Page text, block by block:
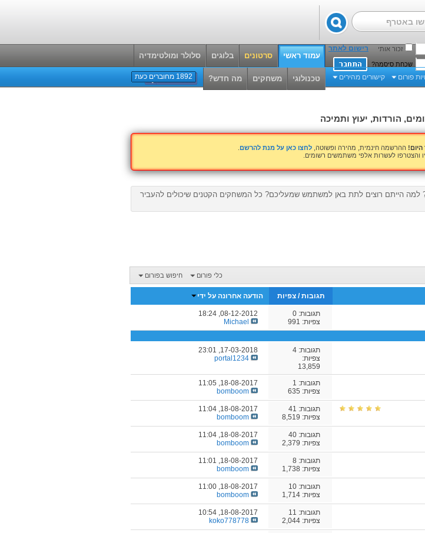
זכור אותי
רישום לאתר
שכחת סיסמה?
עמוד ראשי
פורום קישורים מהירים
סרטונים בלוגים סלולר ומולטימדיה
טכנולוגי משחקים מה חדש? 1892 מחוברים כעת
הורדות, יעוץ ותמיכה
ההרשמה חינמית, מהירה ופשוטה, לחצו כאן על מנת להרשם
והצטרפו לעשרות אלפי משתמשים רשומים.
הייתם רוצים לתת באן למשתמש שמעליכם? כל המשחקים הקטנים שיכולים להעביר
כלי פורום חיפוש בפורום
תגובות/צפיות הודעה אחרונה על ידי
תגובות: 0
צפיות: 991
08-12-2012,
18:24
Michael
תגובות: 4
צפיות:
13,859
17-03-2018,
23:01
portal1234
תגובות: 1
צפיות: 635
18-08-2017,
11:05
bomboom
תגובות: 41
צפיות: 8,519
18-08-2017,
11:04
bomboom
תגובות: 40
צפיות: 2,379
18-08-2017,
11:04
bomboom
תגובות: 8
צפיות: 1,738
18-08-2017,
11:01
bomboom
תגובות: 10
צפיות: 1,714
18-08-2017,
11:00
bomboom
תגובות: 11
צפיות: 2,044
18-08-2017,
10:54
koko778778